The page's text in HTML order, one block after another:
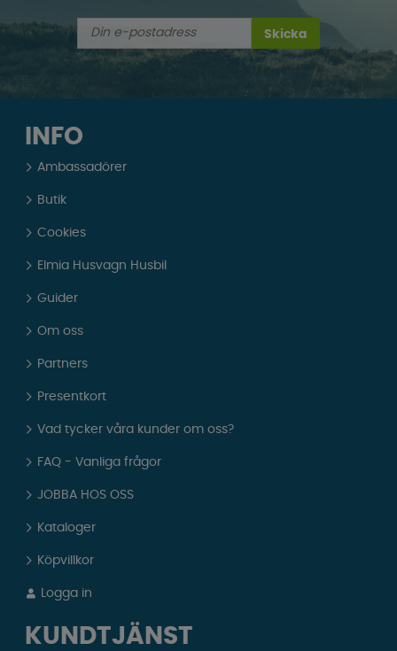
Skicka
INFO
Ambassadörer
Butik
Cookies
Elmia Husvagn Husbil
Guider
Om oss
Partners
Presentkort
Vad tycker våra kunder om oss?
FAQ - Vanliga frågor
JOBBA HOS OSS
Kataloger
Köpvillkor
Logga in
KUNDTJÄNST